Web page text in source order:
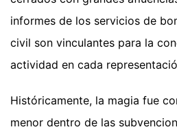
informes de los servicios de
civil son vinculantes para la
actividad en cada
Históricamente, la magia fue
menor dentro de las